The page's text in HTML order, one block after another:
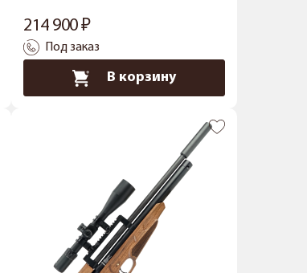
214 900
Под заказ
В корзину